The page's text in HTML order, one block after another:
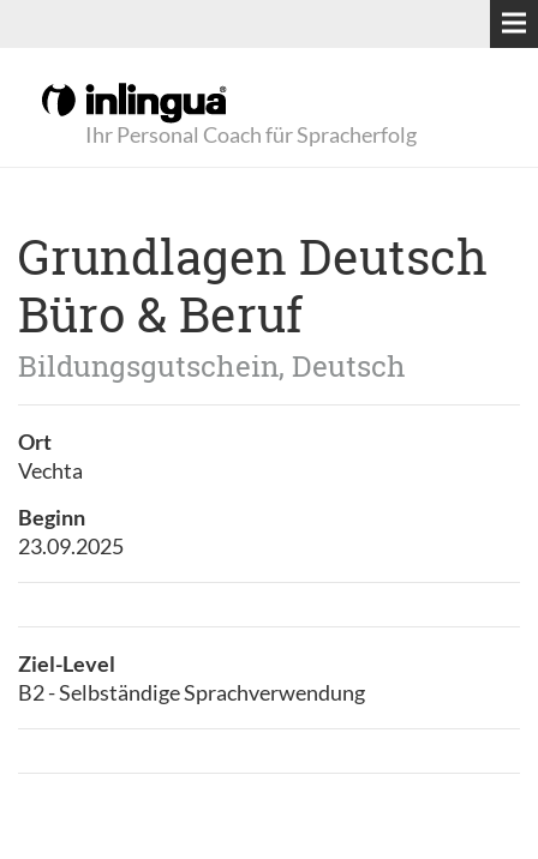
Ihr Personal Coach für Spracherfolg
Grundlagen Deutsch
Büro & Beruf
Bildungsgutschein, Deutsch
Ort
Vechta
Beginn
23.09.2025
Ziel-Level
B2 - Selbständige Sprachverwendung